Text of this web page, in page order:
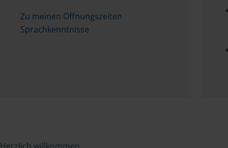
Zu meinen Öffnungszeiten
Sprachkenntnisse